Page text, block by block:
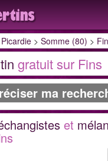
Picardie > Somme (80) >
gratuit sur Fins
ma
et